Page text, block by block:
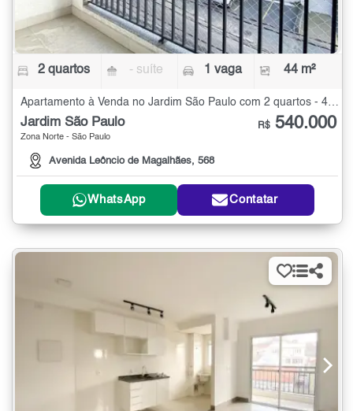
2 quartos - suíte 1 vaga 44 m²
Apartamento à Venda no Jardim São Paulo com 2 quartos - 44 m²
Jardim São Paulo
Zona Norte - São Paulo
Avenida Leôncio de Magalhães, 568
R$ 540.000
WhatsApp Contatar